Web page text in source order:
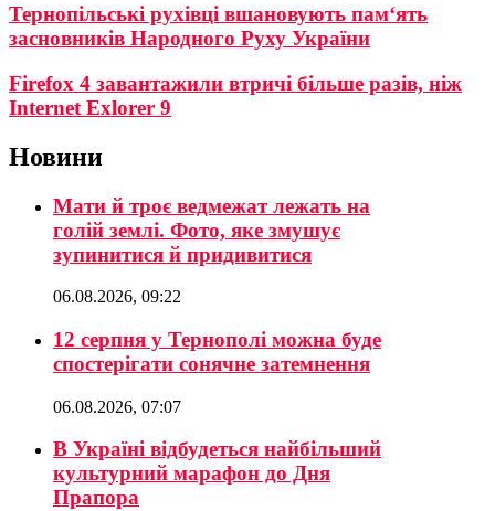
Тернопільські рухівці вшановують пам‘ять
засновників Народного Руху України
Firefox 4 завантажили втричі більше разів, ніж
Internet Exlorer 9
Новини
Мати й троє ведмежат лежать на
голій землі. Фото, яке змушує
зупинитися й придивитися
06.08.2026, 09:22
12 серпня у Тернополі можна буде
спостерігати сонячне затемнення
06.08.2026, 07:07
В Україні відбудеться найбільший
культурний марафон до Дня
Прапора